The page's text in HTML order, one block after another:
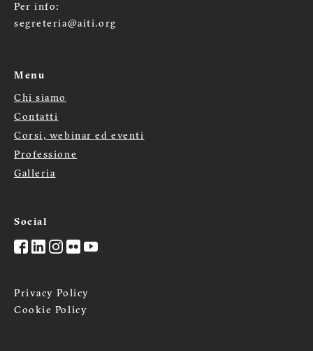
Per info:
segreteria@aiti.org
Menu
Menù
footer
Chi siamo
Contatti
Corsi, webinar ed eventi
Professione
Galleria
Social
Privacy Policy
Cookie Policy